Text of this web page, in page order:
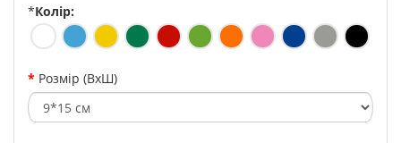
*Колір:
Розмір (ВхШ)